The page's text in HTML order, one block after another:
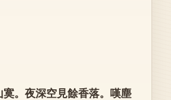
寞。夜深空見餘香落。嘆塵